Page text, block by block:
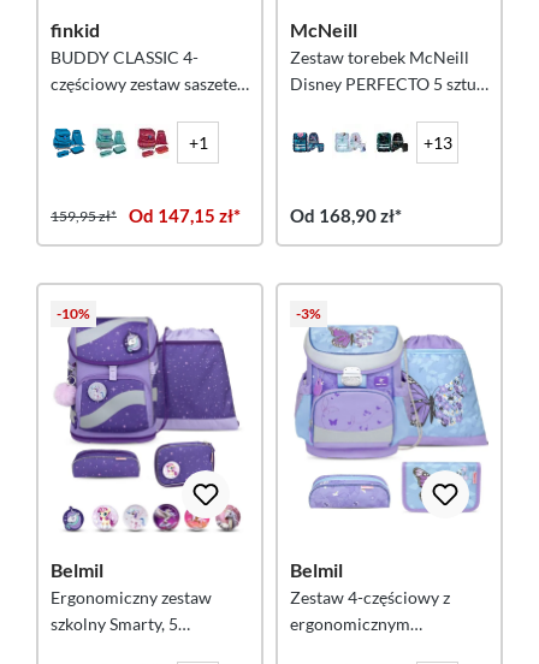
finkid
BUDDY CLASSIC 4-
częściowy zestaw saszetek
+1
159,95 zł* Od 147,15 zł*
McNeill
Zestaw torebek McNeill
Disney PERFECTO 5 sztuk
+13
Od 168,90 zł*
-10%
Belmil
Ergonomiczny zestaw
szkolny Smarty, 5
-3%
Belmil
Zestaw 4-częściowy z
ergonomicznym